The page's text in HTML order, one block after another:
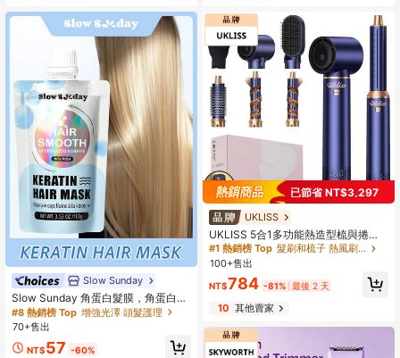
Slow Sunday
Slow Sunday 角蛋白髮膜，角蛋白、
富含蛋白質成分，提供深層滋潤，修
復並強化髮質，適合所有髮質，度
假、海灘、旅行必備，適合夏季護髮
#8 熱銷榜 Top 增強光澤 頭髮護理
70+售出
NT$57 -60%
已節省 NT$3,297
UKLISS
UKLISS 5合1多功能熱造型梳與捲髮
棒 | 3段溫度設定、5款可替換刷頭，
打造捲髮、波浪與順滑造型 | 可拆卸
刷頭、自動捲髮 | 專業多功能美髮造
型工具，輕巧便攜設計 | 適用於所有
#1 熱銷榜 Top
髮刷和梳子 熱風刷和直髮梳
100+售出
NT$784 -81% 最後 2 天
10 其他賣家